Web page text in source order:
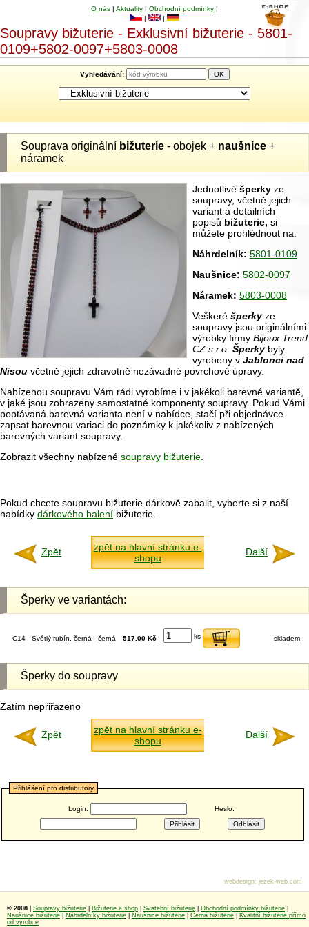
O nás | Aktuality | Obchodní podmínky |
|
|
Soupravy bižuterie - Exklusivní bižuterie - 5801-
0109+5802-0097+5803-0008
Vyhledávání:
Souprava originální bižuterie - obojek + naušnice +
náramek
Jednotlivé šperkyze
soupravy, včetně jejich
variant a detailních
popisů bižuterie, si
můžete prohlédnout na:
Náhrdelník: 5801-0109
Naušnice: 5802-0097
Náramek: 5803-0008
Veškeréšperkyze
soupravy jsou originálními
výrobky firmy Bijoux Trend
CZ s.r.o. Šperky byly
vyrobeny v Jablonci nad
Nisou včetně jejich zdravotně nezávadné povrchové úpravy.
Nabízenou soupravu Vám rádi vyrobíme i v jakékoli barevné variantě,
v jaké jsou zobrazeny samostatné komponenty soupravy. Pokud Vámi
poptávaná barevná varianta není v nabídce, stačí při objednávce
zapsat barevnou variaci do poznámky k jakékoliv z nabízených
barevných variant soupravy.
Zobrazit všechny nabízené soupravy bižuterie
Pokud chcete soupravu bižuterie dárkově zabalit, vyberte si z naší
nabídky dárkového balení bižuterie.
Zpět
zpět na hlavní stránku e-
shopu
Další
Šperky ve variantách:
C14 - Světlý rubín, černá - černá 517.00 Kč ks skladem
Šperky do soupravy
Zatím nepřiřazeno
Zpět
zpět na hlavní stránku e-
shopu
Další
Přihlášení pro distributory
Login: Heslo:
© 2008 Soupravy bižuterie Bižuterie e shop Svatební bižuterie Obchodní podmínky bižuterie
Naušnice bižuterie
Náhrdelníky bižuterie Naušnice bižuterie Černá bižuterie
Kvalitní bižuterie přímo
od výrobce
webdesign: jezek-web.com